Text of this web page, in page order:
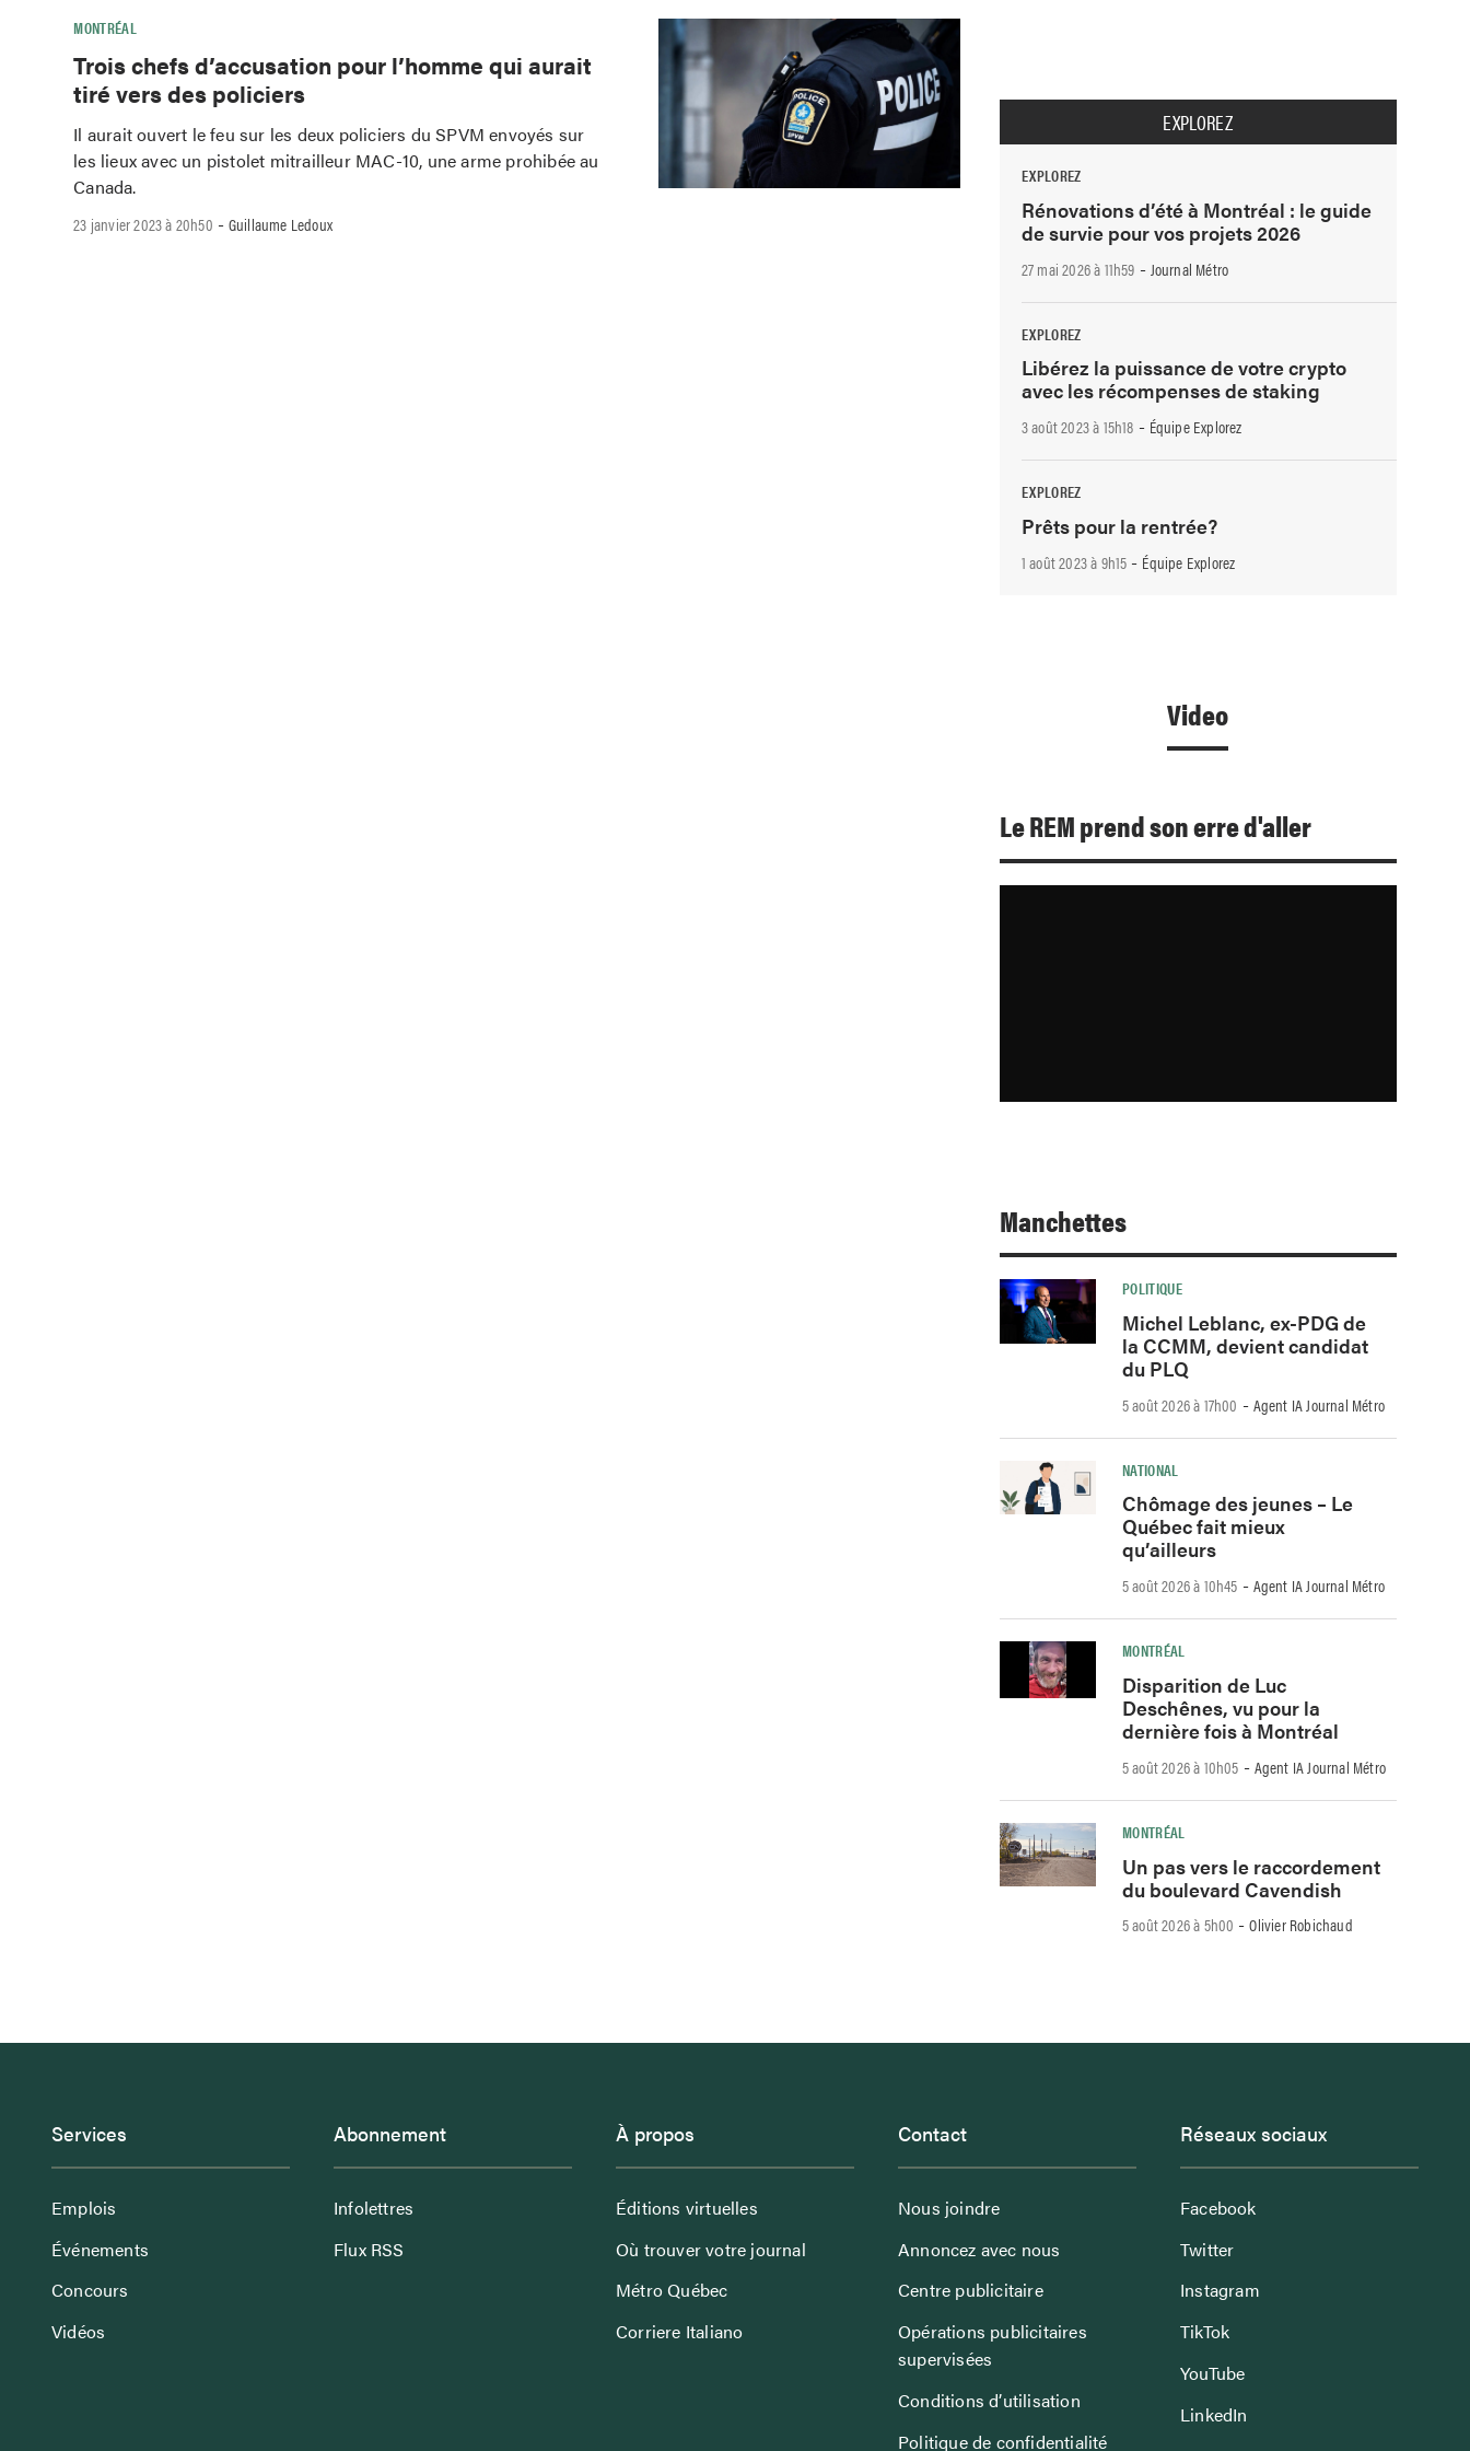
MONTRÉAL
Trois chefs d’accusation pour l’homme qui aurait
tiré vers des policiers
Il aurait ouvert le feu sur les deux policiers du SPVM envoyés sur
les lieux avec un pistolet mitrailleur MAC-10, une arme prohibée au
Canada.
23 janvier 2023 à 20h50 -Guillaume Ledoux
EXPLOREZ
EXPLOREZ
Rénovations d’été à Montréal : le guide
de survie pour vos projets 2026
27 mai 2026 à 11h59 - Journal Métro
EXPLOREZ
Libérez la puissance de votre crypto
avec les récompenses de staking
3 août 2023 à 15h18 - Équipe Explorez
EXPLOREZ
Prêts pour la rentrée?
1 août 2023 à 9h15 - Équipe Explorez
Video
Le REM prend son erre d'aller
Manchettes
POLITIQUE
Michel Leblanc, ex-PDG de
la CCMM, devient candidat
du PLQ
5 août 2026 à 17h00 -Agent IA Journal Métro
NATIONAL
Chômage des jeunes – Le
Québec fait mieux
qu’ailleurs
5 août 2026 à 10h45 -Agent IA Journal Métro
MONTRÉAL
Disparition de Luc
Deschênes, vu pour la
dernière fois à Montréal
5 août 2026 à 10h05 -Agent IA Journal Métro
MONTRÉAL
Un pas vers le raccordement
du boulevard Cavendish
5 août 2026 à 5h00 -Olivier Robichaud
Services
Emplois
Événements
Concours
Vidéos
Abonnement
Infolettres
Flux RSS
À propos
Éditions virtuelles
Où trouver votre journal
Métro Québec
Corriere Italiano
Contact
Nous joindre
Annoncez avec nous
Centre publicitaire
Opérations publicitaires
supervisées
Conditions d’utilisation
Politique de confidentialité
Réseaux sociaux
Facebook
Twitter
Instagram
TikTok
YouTube
LinkedIn